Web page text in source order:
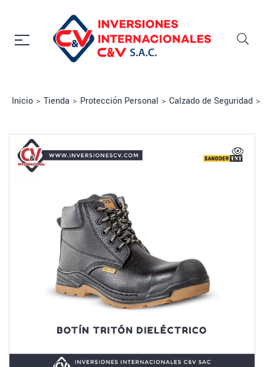
Inicio > Tienda > Protección Personal > Calzado de Seguridad >